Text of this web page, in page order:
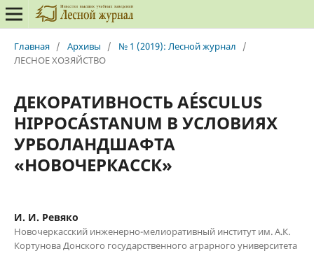
Главная / Архивы / № 1 (2019): Лесной журнал
/
ЛЕСНОЕ ХОЗЯЙСТВО
ДЕКОРАТИВНОСТЬ AÉSCULUS
HIPPOCÁSTANUM В УСЛОВИЯХ
УРБОЛАНДШАФТА
«НОВОЧЕРКАССК»
И. И. Ревяко
Новочеркасский инженерно-мелиоративный институт им. А.К.
Кортунова Донского государственного аграрного университета